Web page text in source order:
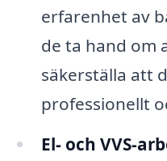
erfarenhet av
de ta hand om
säkerställa att
professionellt
El- och VVS-